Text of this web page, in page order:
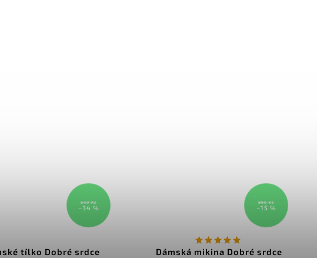
690 Kč
–34 %
tílko Dobré srdce
890 Kč
–15 %
Dámská mikina Dobré srdce